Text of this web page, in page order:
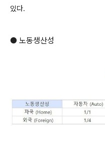
있다.
● 노동생산성